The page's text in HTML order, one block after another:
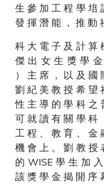
生 參 加 工 程 學 培
發 揮 潛 能 ， 推 動
科 大 電 子 及 計 算
傑 出 女 生 獎 學
） 主 席 ， 以 及 國
劉 紀 美 教 授 希 望
性 主 導 的 學 科 之
可 就 讀 有 關 學 科
工 程 、 教 育 、 金
機 會 上 。 劉 教 授
的 WISE 學 生 加
該 獎 學 金 揭 開 序